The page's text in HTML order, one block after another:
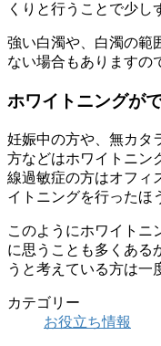
くりと行うことで少し
強い白濁や、白濁の範
ない場合もありますの
ホワイトニングが
妊娠中の方や、無カタ
方などはホワイトニン
線過敏症の方はオフィ
イトニングを行ったほ
このようにホワイトニ
に思うことも多くある
うと考えている方は一
カテゴリー
お役立ち情報